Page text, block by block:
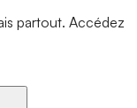
partout. Accédez